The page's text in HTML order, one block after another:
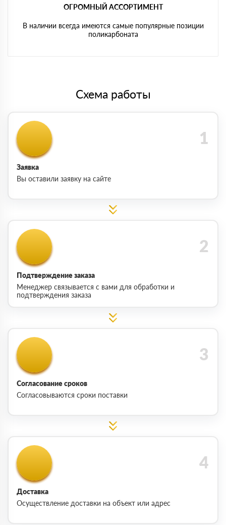
ОГРОМНЫЙ АССОРТИМЕНТ
В наличии всегда имеются самые популярные позиции
поликарбоната
Схема работы
Заявка
Вы оставили заявку на сайте
Подтверждение заказа
Менеджер связывается с вами для обработки и
подтверждения заказа
Согласование сроков
Согласовываются сроки поставки
Доставка
Осуществление доставки на объект или адрес